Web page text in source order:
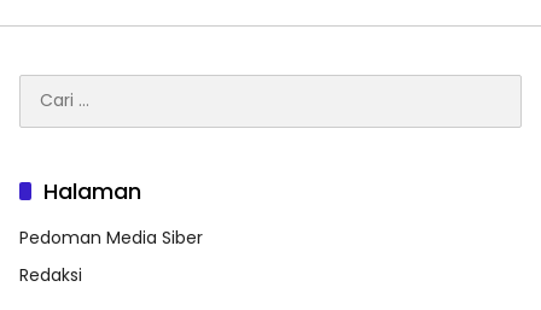
untuk:
Halaman
Pedoman Media Siber
Redaksi